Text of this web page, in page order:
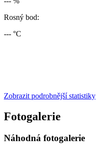
Rosný bod:
--- °C
Zobrazit podrobnější statistiky
Fotogalerie
Náhodná fotogalerie